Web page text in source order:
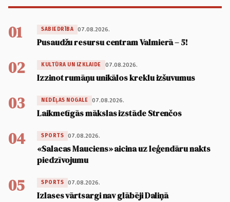
01 SABIEDRĪBA 07.08.2026.
Pusaudžu resursu centram Valmierā – 5!
02 KULTŪRA UN IZKLAIDE 07.08.2026.
Izzinot rumāņu unikālos kreklu izšuvumus
03 NEDĒĻAS NOGALE 07.08.2026.
Laikmetīgās mākslas izstāde Strenčos
04 SPORTS 07.08.2026.
«Salacas Mauciens» aicina uz leģendāru nakts
piedzīvojumu
05 SPORTS 07.08.2026.
Izlases vārtsargi nav glābēji Daliņā